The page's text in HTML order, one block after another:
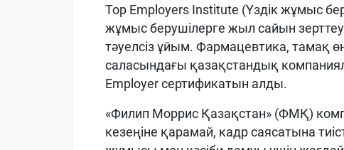
Top Employers Institute (Үздік жұмыс
жұмысберушілерге жыл сайын зерттеу
тәуелсізұйым. Фармацевтика, тамақ
саласындағы қазақстандық
Employerсертификатын алды.
«Филип Моррис Қазақстан» (ФМҚ)
кезеңіне қарамай, кадрсаясатына